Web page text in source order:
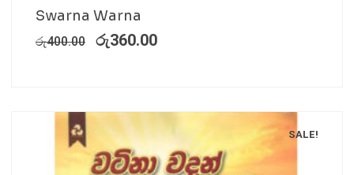
Swarna Warna
රු400.00 රු360.00
SALE!